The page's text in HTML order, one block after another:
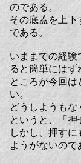
のである。
その底蓋を上下
である。
いままでの経験
ると簡単にはず
ところが今回
い。
どうしようも
というと、「押
しかし、押す
ようがないので